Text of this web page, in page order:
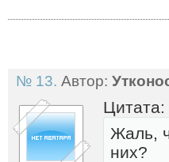
№ 13. Автор:
Цитата:
Жаль,
них?